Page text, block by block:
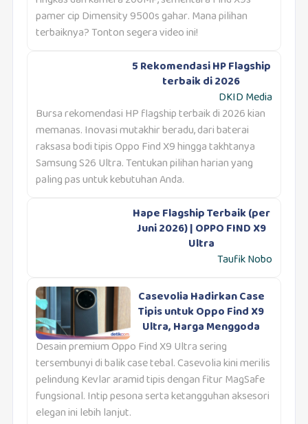
pamer cip Dimensity 9500s gahar. Mana pilihan
terbaiknya? Tonton segera video ini!
5 Rekomendasi HP Flagship
terbaik di 2026
DKID Media
Bursa rekomendasi HP flagship terbaik di 2026 kian
memanas. Inovasi mutakhir beradu, dari baterai
raksasa bodi tipis Oppo Find X9 hingga takhtanya
Samsung S26 Ultra. Tentukan pilihan harian yang
paling pas untuk kebutuhan Anda.
Hape Flagship Terbaik (per
Juni 2026) | OPPO FIND X9
Ultra
Taufik Nobo
Casevolia Hadirkan Case
Tipis untuk Oppo Find X9
Ultra, Harga Menggoda
Desain premium Oppo Find X9 Ultra sering
tersembunyi di balik case tebal. Casevolia kini merilis
pelindung Kevlar aramid tipis dengan fitur MagSafe
fungsional. Intip pesona serta ketangguhan aksesori
elegan ini lebih lanjut.